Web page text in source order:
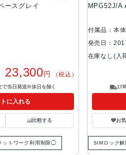
ースグレイ
23,300円 （税込）
で当日発送※休日を除く
に入れる
比較する
ットワーク利用制限◯
MPG52J/A
付属品：本
発売日：
在庫なし(入
17
お
SIMロック解